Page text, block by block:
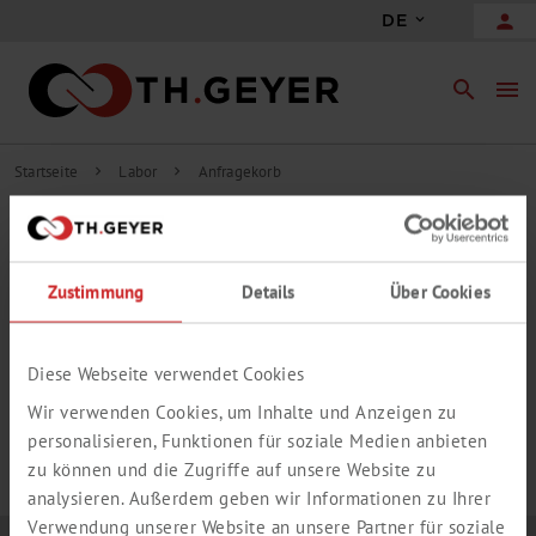
Zustimmung Details Über Cookies
Diese Webseite verwendet Cookies
Wir verwenden Cookies, um Inhalte und Anzeigen zu
personalisieren, Funktionen für soziale Medien anbieten
zu können und die Zugriffe auf unsere Website zu
analysieren. Außerdem geben wir Informationen zu Ihrer
Verwendung unserer Website an unsere Partner für soziale
DE person
search menu
Startseite chevron_right Labor chevron_right Anfragekorb
INHALT ANFRAGEKORB
add_circle_outline Freie Anfrageposition hinzufügen
IHR ANFRAGEKORB IST LEER.